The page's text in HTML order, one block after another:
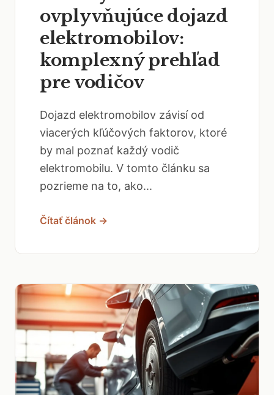
ovplyvňujúce dojazd
elektromobilov:
komplexný prehľad
pre vodičov
Dojazd elektromobilov závisí od
viacerých kľúčových faktorov, ktoré
by mal poznať každý vodič
elektromobilu. V tomto článku sa
pozrieme na to, ako...
Čítať článok →